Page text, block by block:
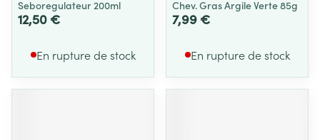
Seboregulateur 200ml
12,50 €
En rupture de stock
Chev. Gras Argile Verte 85g
7,99 €
En rupture de stock